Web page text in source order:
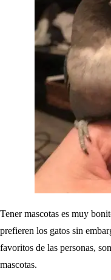
Tener mascotas es muy
prefieren los gatos sin
favoritos de las personas,
mascotas.